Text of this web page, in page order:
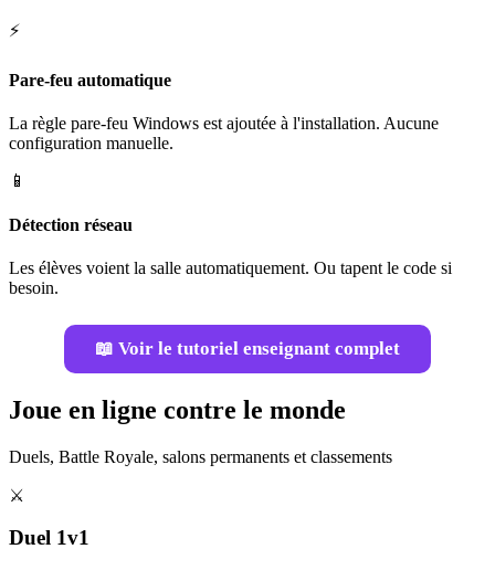
⚡
Pare-feu automatique
La règle pare-feu Windows est ajoutée à l'installation. Aucune
configuration manuelle.
📱
Détection réseau
Les élèves voient la salle automatiquement. Ou tapent le code si
besoin.
📖 Voir le tutoriel enseignant complet
Joue en ligne contre le monde
Duels, Battle Royale, salons permanents et classements
⚔️
Duel 1v1